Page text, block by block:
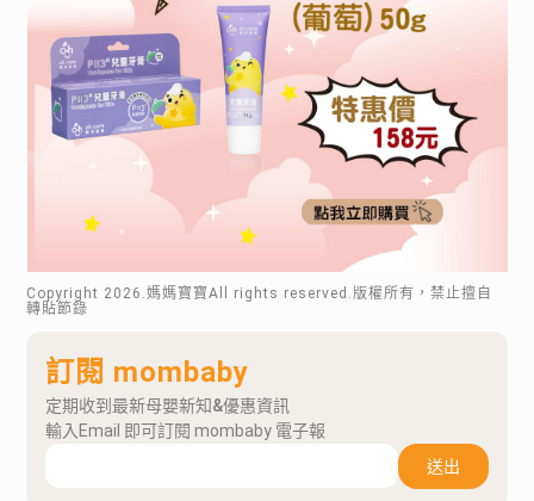
Copyright 2026 .媽媽寶寶All rights reserved.版權所有，禁止擅自
轉貼節錄
訂閱 mombaby
定期收到最新母嬰新知&優惠資訊
輸入Email 即可訂閱 mombaby 電子報
送出